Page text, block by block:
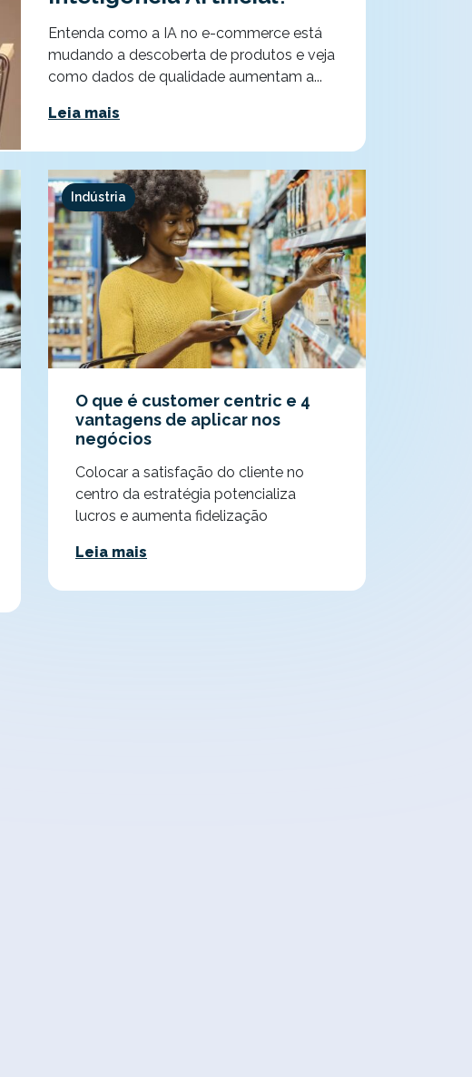
Entenda como a IA no e-commerce está
mudando a descoberta de produtos e veja
como dados de qualidade aumentam a...
Leia mais
Indústria
O que é customer centric e 4
vantagens de aplicar nos
negócios
Colocar a satisfação do cliente no
centro da estratégia potencializa
lucros e aumenta fidelização
Leia mais